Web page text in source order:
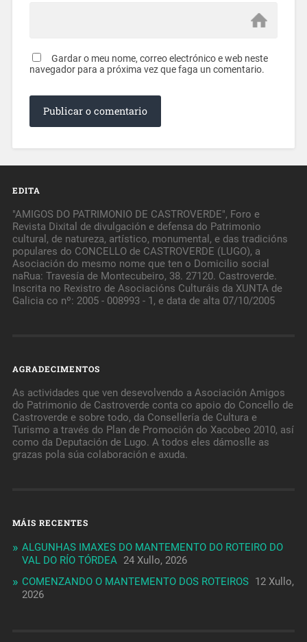
Gardar o meu nome, correo electrónico e web neste
navegador para a próxima vez que faga un comentario.
EDITA
"AMIGOS DO PATRIMONIO DE CASTROVERDE", Foro e
Revista Dixital de divulgación e defensa do Patrimonio
cultural, de natureza, artístico, monumental, e das tradicións
populares do CONCELLO de CASTROVERDE (LUGO), a
Asociación do mesmo nome que ten o Domicilio social
naRua: Travesía de Montecubeiro, 38. 27120. Castroverde.
Inscrita no Rexistro de Asociacións Culturáis da XUNTA de
Galicia co nº: 2005 - 008993 - 1, e data de alta 07/10/2005
AGRADECIMENTOS
As actividades que ven desevolvendo a Asociación Amigos
do Patrimonio de Castroverde conta co apoio do Concello de
Castroverde e sobre todo, da Consellería de Cultura e
Turismo a través do Plan de Promoción do Xacobeo 2010, así
como da Deputación de Lugo. A todos eles dámoslle as
grazas pola súa colaboración e axuda.
MÁIS RECENTES
ALGUNHAS IMAXES DO MANTEMENTO DO ROTEIRO DO
VAL DO RÍO TÓRDEA 24 Xullo, 2026
COMENZANDO O MANTEMENTO DOS ROTEIROS 12 Xullo,
2026